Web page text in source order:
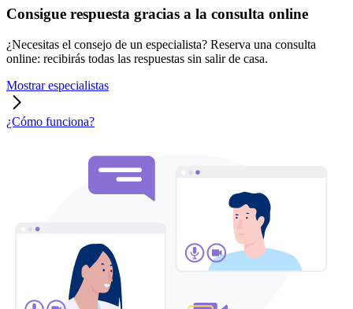
Consigue respuesta gracias a la consulta online
¿Necesitas el consejo de un especialista? Reserva una consulta
online: recibirás todas las respuestas sin salir de casa.
Mostrar especialistas
¿Cómo funciona?